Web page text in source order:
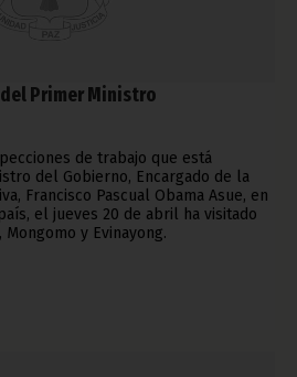
Primer Ministro
de trabajo que está
del Gobierno, Encargado de la
Francisco Pascual Obama Asue, en
el jueves 20 de abril ha visitado
y Evinayong.